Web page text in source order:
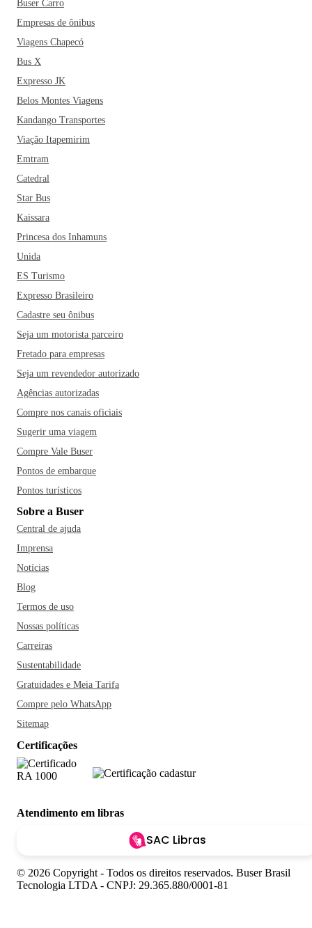
Por falar em turismo, se você estiver indo para a região de
Barra do Garças, pode se preparar: tem muito para se ver e
vivenciar. A primeira dica é se aventurar pela Serra do
Roncador, uma enorme formação geológica, que é cenário
para explorar na região, e que você pode conhecer por conta
própria ou por meio de pacotes que podem ser fechados com
agências de turismo locais.
Uma curiosidade é que A Serra do Roncador, em Barra do
desaparecido no início de 1920. Este explorador foi quem
inspirou o filme do Indiana Jones. Legal, né? Muitas
histórias curiosas para uma cidade só.
A visita ao Parque Estadual Serra Azul também é uma boa
moderado. Entre as cachoeiras, a que destacamos é a
Cachoeira das Andorinhas, com 28 metros de queda d'água.
Imperdível! No passeio, também aproveite para conhecer o
Mirante do Cristo, de onde é possível ter uma vista
panorâmica da cidade e do encontro entre os rios Araguaia e
Buser Carro
Empresas de ônibus
Viagens Chapecó
Bus X
Expresso JK
Belos Montes Viagens
Kandango Transportes
Viação Itapemirim
Emtram
Catedral
Star Bus
Kaissara
Princesa dos Inhamuns
Unida
ES Turismo
Expresso Brasileiro
Cadastre seu ônibus
Seja um motorista parceiro
Fretado para empresas
Seja um revendedor autorizado
Agências autorizadas
Compre nos canais oficiais
Sugerir uma viagem
Compre Vale Buser
Pontos de embarque
Pontos turísticos
Sobre a Buser
Central de ajuda
Imprensa
Notícias
Blog
Termos de uso
Nossas políticas
Carreiras
Sustentabilidade
Gratuidades e Meia Tarifa
Compre pelo WhatsApp
Sitemap
Certificações
Atendimento em libras
SAC Libras
© 2026 Copyright - Todos os direitos reservados. Buser Brasil
Tecnologia LTDA - CNPJ: 29.365.880/0001-81